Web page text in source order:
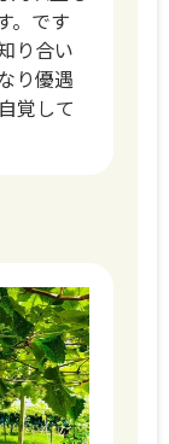
。です
り合い
り優遇
覚して